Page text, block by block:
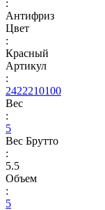
:
Антифриз
Цвет
:
Красный
Артикул
:
2422210100
Вес
:
5
Вес Брутто
:
5.5
Объем
:
5